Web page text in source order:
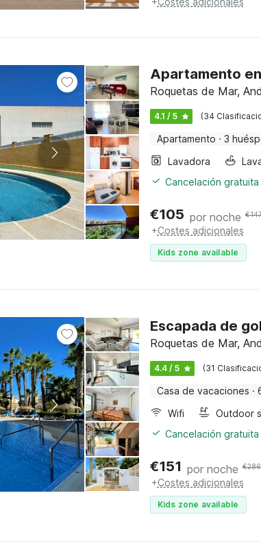
Apartamento
Roquetas de Mar,
4.1 / 5 (34
Apartamento · 3
Lavadora
Cancelación
€105 por noche €
+Costes adicionales
Kids zone available
Escapada de
Roquetas de Mar,
4.4 / 5 (31
Casa de vacaciones ·
Wifi
Cancelación
€151 por noche €286
+Costes adicionales
Kids zone available